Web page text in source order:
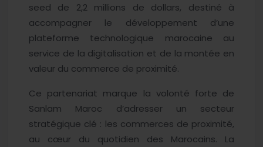
seed de 2,2 millions de dollars, destiné à
accompagner le développement d’une
plateforme technologique marocaine au
service de la digitalisation et de la montée en
valeur du commerce de proximité.
Ce partenariat marque la volonté forte de
Sanlam Maroc d’adresser un secteur
stratégique clé : les commerces de proximité,
au cœur du quotidien des Marocains. La